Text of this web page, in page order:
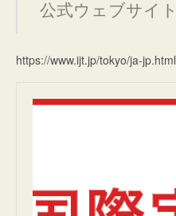
公式ウェブサイト
https://www.ijt.jp/tokyo/ja-jp.html